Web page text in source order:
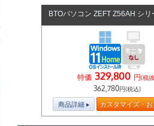
BTOパソコン ZEFT Z56AH シリ
特価 329,800 円(税
362,780円(税込)
商品詳細 カスタマイズ・